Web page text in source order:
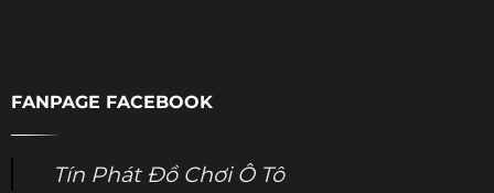
FANPAGE FACEBOOK
Tín Phát Đồ Chơi Ô Tô